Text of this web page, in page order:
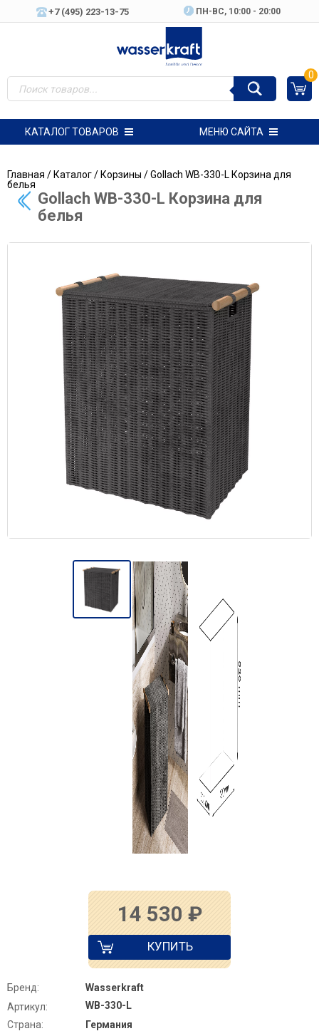
+7 (495) 223-13-75 ПН-ВC, 10:00 - 20:00
0
КАТАЛОГ ТОВАРОВ МЕНЮ САЙТА
Главная /Каталог/Корзины / Gollach WB-330-L Корзина для
белья
Gollach WB-330-L Корзина для
белья
14 530 ₽
КУПИТЬ
Бренд:
Wasserkraft
Артикул:
WB-330-L
Страна:
Германия